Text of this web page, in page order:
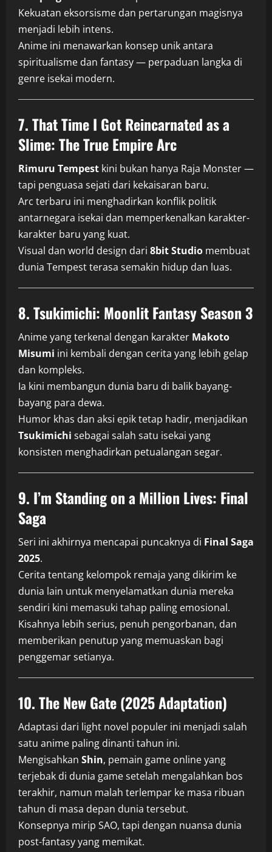
Kekuatan eksorsisme dan pertarungan magisnya
menjadi lebih intens.
Anime ini menawarkan konsep unik antara
spiritualisme dan fantasy — perpaduan langka di
genre isekai modern.
7. That Time I Got Reincarnated as a
Slime: The True Empire Arc
Rimuru Tempest kini bukan hanya Raja Monster —
tapi penguasa sejati dari kekaisaran baru.
Arc terbaru ini menghadirkan konflik politik
antarnegara isekai dan memperkenalkan karakter-
karakter baru yang kuat.
Visual dan world design dari 8bit Studio membuat
dunia Tempest terasa semakin hidup dan luas.
8. Tsukimichi: Moonlit Fantasy Season 3
Anime yang terkenal dengan karakter Makoto
Misumi ini kembali dengan cerita yang lebih gelap
dan kompleks.
Ia kini membangun dunia baru di balik bayang-
bayang para dewa.
Humor khas dan aksi epik tetap hadir, menjadikan
Tsukimichi sebagai salah satu isekai yang
konsisten menghadirkan petualangan segar.
9. I’m Standing on a Million Lives: Final
Saga
Seri ini akhirnya mencapai puncaknya di Final Saga
2025.
Cerita tentang kelompok remaja yang dikirim ke
dunia lain untuk menyelamatkan dunia mereka
sendiri kini memasuki tahap paling emosional.
Kisahnya lebih serius, penuh pengorbanan, dan
memberikan penutup yang memuaskan bagi
penggemar setianya.
10. The New Gate (2025 Adaptation)
Adaptasi dari light novel populer ini menjadi salah
satu anime paling dinanti tahun ini.
Mengisahkan Shin, pemain game online yang
terjebak di dunia game setelah mengalahkan bos
terakhir, namun malah terlempar ke masa ribuan
tahun di masa depan dunia tersebut.
Konsepnya mirip SAO, tapi dengan nuansa dunia
post-fantasy yang memikat.